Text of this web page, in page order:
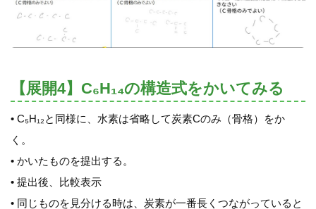
【展開4】C₆H₁₄の構造式をかいてみる
• C₅H₁₂と同様に、水素は省略して炭素Cのみ（骨格）をか
く。
• かいたものを提出する。
• 提出後、比較表示
• 同じものを見分ける時は、炭素が一番長くつながっていると